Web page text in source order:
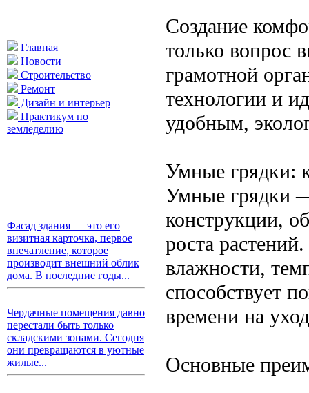
Главная
Новости
Строительство
Ремонт
Дизайн и интерьер
Практикум по
земледелию
Фасад здания — это его
визитная карточка, первое
впечатление, которое
производит внешний облик
дома. В последние годы...
Чердачные помещения давно
перестали быть только
складскими зонами. Сегодня
они превращаются в уютные
жилые...
Создание
только вопрос
грамотной
технологии и
удобным,
Умные грядки:
Умные грядки
конструкции,
роста
влажности,
способствует
времени на
Основные